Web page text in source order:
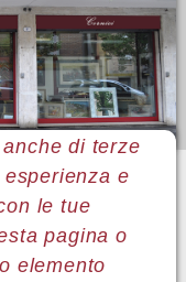
di terze
e
le tue
pagina o
elemento